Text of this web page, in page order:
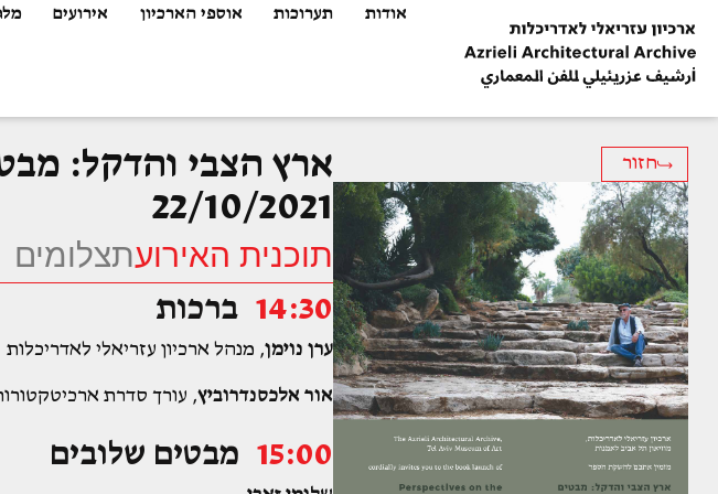
אודות תערוכות אוספי הארכיון אירועים
חזור
ארץ הצבי והדקל:
22/10/2021
תוכנית האירועתצלומים
14:30 ברכות
ערן נוימן, מנהל ארכיון עזריאלי לאדריכלות
אור אלכסנדרוביץ, עורך סדרת
15:00 מבטים שלובים